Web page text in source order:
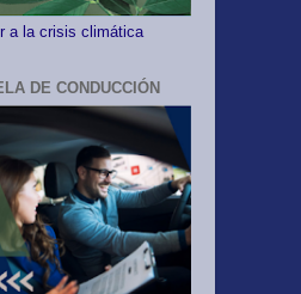
a la crisis climática
DE CONDUCCIÓN